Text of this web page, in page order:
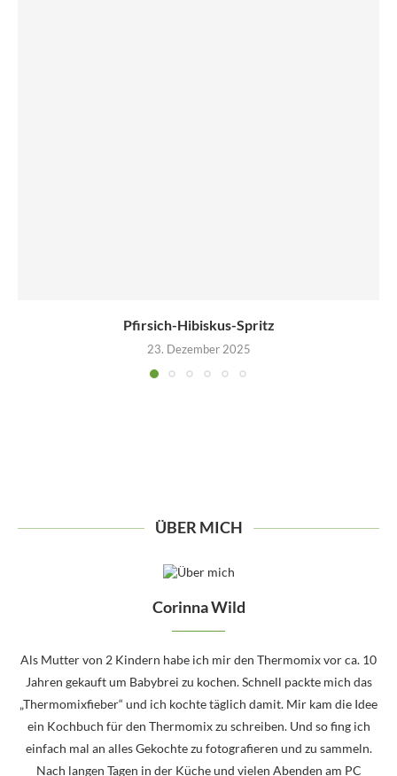
Pfirsich-Hibiskus-Spritz
23. Dezember 2025
ÜBER MICH
Corinna Wild
Als Mutter von 2 Kindern habe ich mir den Thermomix vor ca. 10
Jahren gekauft um Babybrei zu kochen. Schnell packte mich das
„Thermomixfieber“ und ich kochte täglich damit. Mir kam die Idee
ein Kochbuch für den Thermomix zu schreiben. Und so fing ich
einfach mal an alles Gekochte zu fotografieren und zu sammeln.
Nach langen Tagen in der Küche und vielen Abenden am PC